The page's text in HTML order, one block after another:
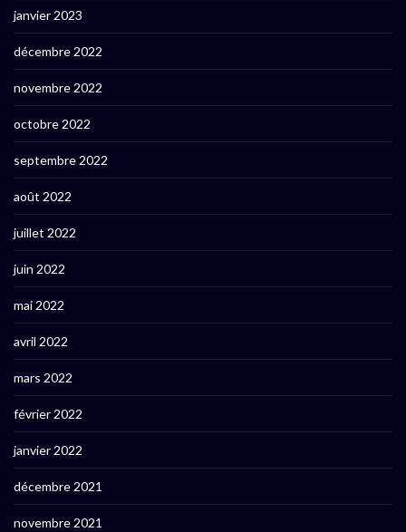
janvier 2023
décembre 2022
novembre 2022
octobre 2022
septembre 2022
août 2022
juillet 2022
juin 2022
mai 2022
avril 2022
mars 2022
février 2022
janvier 2022
décembre 2021
novembre 2021